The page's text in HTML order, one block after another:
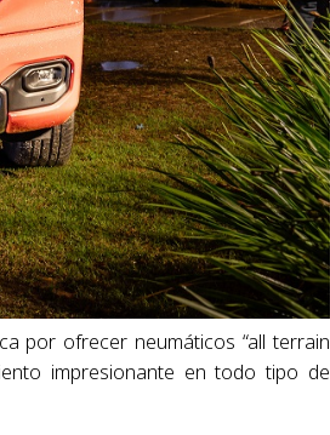
por ofrecer neumáticos “all terrain
impresionante en todo tipo de